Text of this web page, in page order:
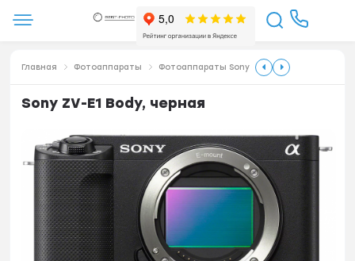
Главная Фотоаппараты Фотоаппараты Sony
Sony ZV-E1 Body, черная